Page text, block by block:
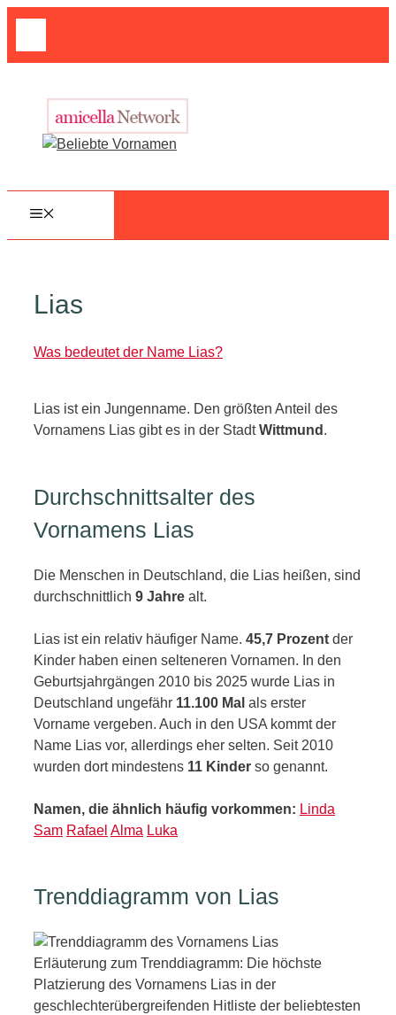
Zum
Lias
Was bedeutet der Name Lias?
Lias ist ein Jungenname. Den größten Anteil des
Vornamens Lias gibt es in der StadtWittmund .
Durchschnittsalter des
Vornamens Lias
Die Menschen in Deutschland, die Lias heißen, sind
durchschnittlich 9 Jahre alt.
Lias ist ein relativ häufiger Name. 45,7 Prozent der
Kinder haben einen selteneren Vornamen. In den
Geburtsjahrgängen 2010 bis 2025 wurde Lias in
Deutschland ungefähr 11.100 Mal als erster
Vorname vergeben. Auch in den USA kommt der
Name Lias vor, allerdings eher selten. Seit 2010
wurden dort mindestens 11 Kinder so genannt.
Namen, die ähnlich häufig vorkommen: Linda
Sam Rafael Alma Luka
Trenddiagramm von Lias
Erläuterung zum Trenddiagramm: Die höchste
Platzierung des Vornamens Lias in der
geschlechterübergreifenden Hitliste der beliebtesten